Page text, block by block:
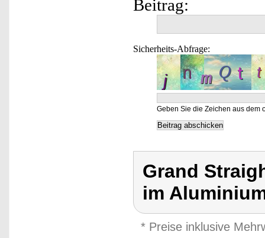
Beitrag:
Sicherheits-Abfrage:
Geben Sie die Zeichen aus dem
Grand
im
* Preise inklusive